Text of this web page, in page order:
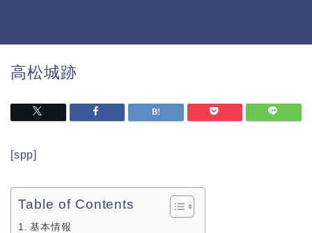
高松城跡
[spp]
Table of Contents
基本情報